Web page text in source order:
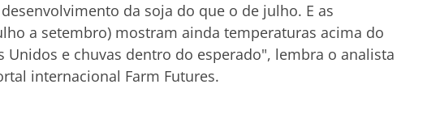
da soja do que o de julho. E as
a setembro) mostram ainda temperaturas acima do
Unidos e chuvas dentro do esperado", lembra o analista
internacional Farm Futures.